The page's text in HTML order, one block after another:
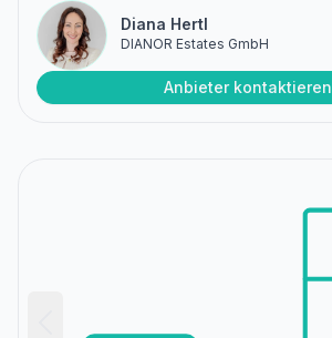
Diana Hertl
DIANOR Estates GmbH
Anbieter kontaktieren